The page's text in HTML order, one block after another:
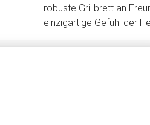
robuste Grillbrett an
einzigartige Gefühl der